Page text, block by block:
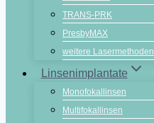
TRANS-PRK
PresbyMAX
weitere Lasermethoden
Linsenimplantate
Monofokallinsen
Multifokallinsen